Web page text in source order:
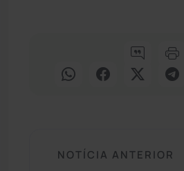
NOTÍCIA ANTERIOR